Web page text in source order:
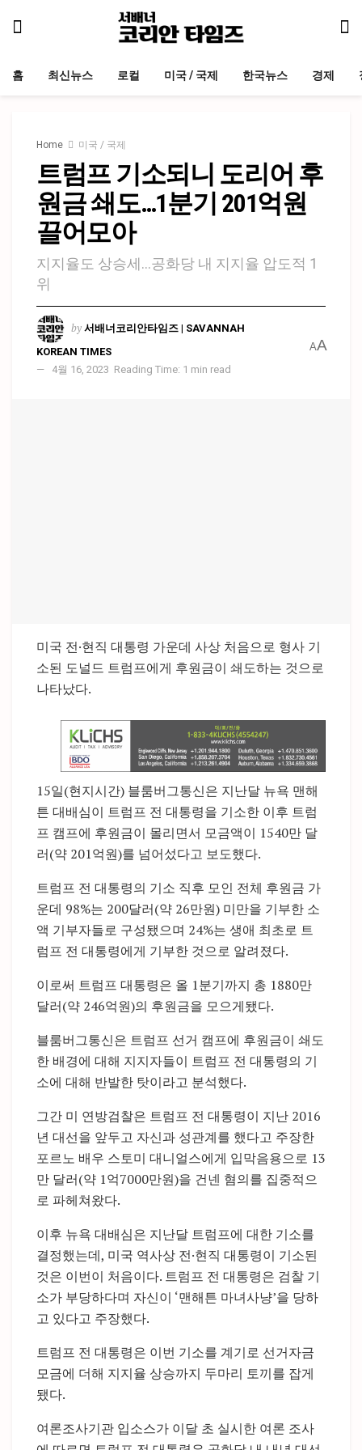
홈 최신뉴스 로컬 미국 / 국제 한국뉴스 경제
Home 미국 / 국제
트럼프 기소되니 도리어 후
원금 쇄도…1분기 201억원
끌어모아
지지율도 상승세…공화당 내 지지율 압도적 1
위
by 서배너코리안타임즈 | SAVANNAH
KOREAN TIMES
4월 16, 2023 Reading Time: 1 min read
AA
미국 전·현직 대통령 가운데 사상 처음으로 형사 기
소된 도널드 트럼프에게 후원금이 쇄도하는 것으로
나타났다.
15일(현지시간) 블룸버그통신은 지난달 뉴욕 맨해
튼 대배심이 트럼프 전 대통령을 기소한 이후 트럼
프 캠프에 후원금이 몰리면서 모금액이 1540만 달
러(약 201억원)를 넘어섰다고 보도했다.
트럼프 전 대통령의 기소 직후 모인 전체 후원금 가
운데 98%는 200달러(약 26만원) 미만을 기부한 소
액 기부자들로 구성됐으며 24%는 생애 최초로 트
럼프 전 대통령에게 기부한 것으로 알려졌다.
이로써 트럼프 대통령은 올 1분기까지 총 1880만
달러(약 246억원)의 후원금을 모으게됐다.
블룸버그통신은 트럼프 선거 캠프에 후원금이 쇄도
한 배경에 대해 지지자들이 트럼프 전 대통령의 기
소에 대해 반발한 탓이라고 분석했다.
그간 미 연방검찰은 트럼프 전 대통령이 지난 2016
년 대선을 앞두고 자신과 성관계를 했다고 주장한
포르노 배우 스토미 대니얼스에게 입막음용으로 13
만 달러(약 1억7000만원)을 건넨 혐의를 집중적으
로 파헤쳐왔다.
이후 뉴욕 대배심은 지난달 트럼프에 대한 기소를
결정했는데, 미국 역사상 전·현직 대통령이 기소된
것은 이번이 처음이다. 트럼프 전 대통령은 검찰 기
소가 부당하다며 자신이 ‘맨해튼 마녀사냥’을 당하
고 있다고 주장했다.
트럼프 전 대통령은 이번 기소를 계기로 선거자금
모금에 더해 지지율 상승까지 두마리 토끼를 잡게
됐다.
여론조사기관 입소스가 이달 초 실시한 여론 조사